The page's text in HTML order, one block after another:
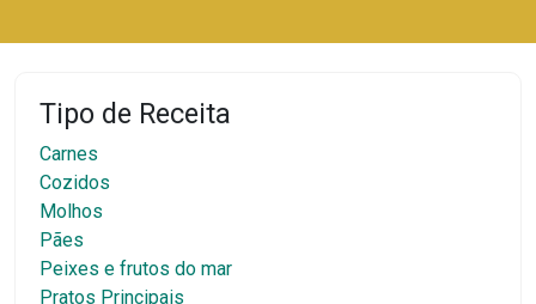
Tipo de Receita
Carnes
Cozidos
Molhos
Pães
Peixes e frutos do mar
Pratos Principais